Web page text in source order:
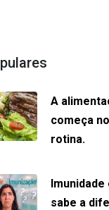
A
começa
rotina.
sabe a